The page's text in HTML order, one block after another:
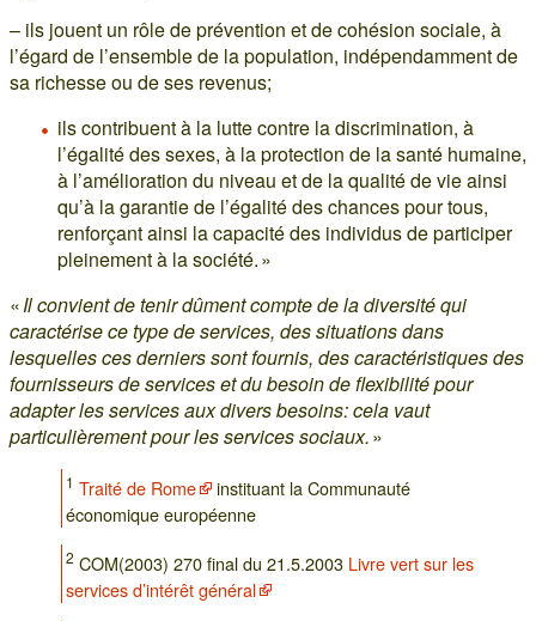
– ils jouent un rôle de prévention et de cohésion sociale, à
l’égard de l’ensemble de la population, indépendamment de
sa richesse ou de ses revenus;
ils contribuent à la lutte contre la discrimination, à
l’égalité des sexes, à la protection de la santé humaine,
à l’amélioration du niveau et de la qualité de vie ainsi
qu’à la garantie de l’égalité des chances pour tous,
renforçant ainsi la capacité des individus de participer
pleinement à la société. »
«Il convient de tenir dûment compte de la diversité qui
caractérise ce type de services, des situations dans
lesquelles ces derniers sont fournis, des caractéristiques des
fournisseurs de services et du besoin de flexibilité pour
adapter les services aux divers besoins: cela vaut
particulièrement pour les services sociaux.»
1 Traité de Rome
instituant la Communauté
économique européenne
2 COM(2003) 270 final du 21.5.2003 Livre vert sur les
services d’intérêt général